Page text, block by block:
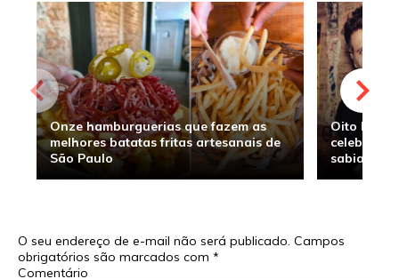
Onze hamburguerias que fazem as
melhores batatas fritas artesanais de
São Paulo
Oito
sabia
O seu endereço de e-mail não será publicado. Campos
obrigatórios são marcados com *
Comentário